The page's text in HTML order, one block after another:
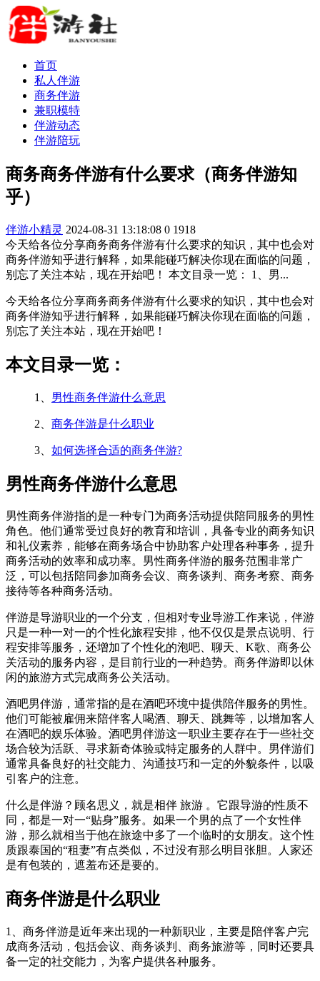
首页
私人伴游
商务伴游
兼职模特
伴游动态
伴游陪玩
商务商务伴游有什么要求（商务伴游知
乎）
伴游小精灵 2024-08-31 13:18:08 0 1918
今天给各位分享商务商务伴游有什么要求的知识，其中也会对
商务伴游知乎进行解释，如果能碰巧解决你现在面临的问题，
别忘了关注本站，现在开始吧！ 本文目录一览： 1、男...
今天给各位分享商务商务伴游有什么要求的知识，其中也会对
商务伴游知乎进行解释，如果能碰巧解决你现在面临的问题，
别忘了关注本站，现在开始吧！
本文目录一览：
1、 男性商务伴游什么意思
2、 商务伴游是什么职业
3、 如何选择合适的商务伴游?
男性商务伴游什么意思
男性商务伴游指的是一种专门为商务活动提供陪同服务的男性
角色。他们通常受过良好的教育和培训，具备专业的商务知识
和礼仪素养，能够在商务场合中协助客户处理各种事务，提升
商务活动的效率和成功率。男性商务伴游的服务范围非常广
泛，可以包括陪同参加商务会议、商务谈判、商务考察、商务
接待等各种商务活动。
伴游是导游职业的一个分支，但相对专业导游工作来说，伴游
只是一种一对一的个性化旅程安排，他不仅仅是景点说明、行
程安排等服务，还增加了个性化的泡吧、聊天、K歌、商务公
关活动的服务内容，是目前行业的一种趋势。商务伴游即以休
闲的旅游方式完成商务公关活动。
酒吧男伴游，通常指的是在酒吧环境中提供陪伴服务的男性。
他们可能被雇佣来陪伴客人喝酒、聊天、跳舞等，以增加客人
在酒吧的娱乐体验。酒吧男伴游这一职业主要存在于一些社交
场合较为活跃、寻求新奇体验或特定服务的人群中。男伴游们
通常具备良好的社交能力、沟通技巧和一定的外貌条件，以吸
引客户的注意。
什么是伴游？顾名思义，就是相伴 旅游 。它跟导游的性质不
同，都是一对一“贴身”服务。如果一个男的点了一个女性伴
游，那么就相当于他在旅途中多了一个临时的女朋友。这个性
质跟泰国的“租妻”有点类似，不过没有那么明目张胆。人家还
是有包装的，遮羞布还是要的。
商务伴游是什么职业
1、商务伴游是近年来出现的一种新职业，主要是陪伴客户完
成商务活动，包括会议、商务谈判、商务旅游等，同时还要具
备一定的社交能力，为客户提供各种服务。